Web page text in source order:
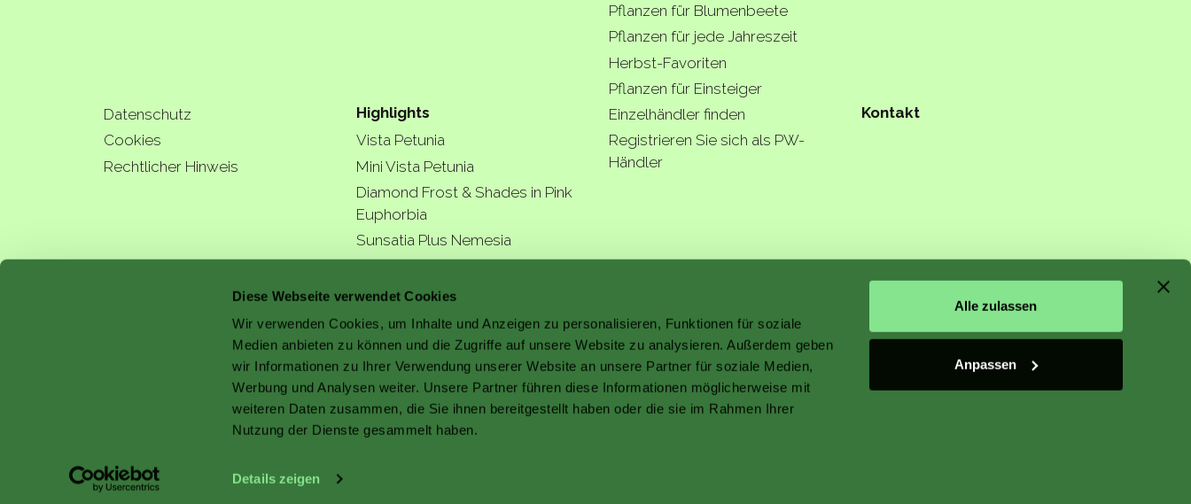
Diese Webseite verwendet Cookies
Wir verwenden Cookies, um Inhalte und Anzeigen zu personalisieren, Funktionen für soziale
Medien anbieten zu können und die Zugriffe auf unsere Website zu analysieren. Außerdem geben
wir Informationen zu Ihrer Verwendung unserer Website an unsere Partner für soziale Medien,
Werbung und Analysen weiter. Unsere Partner führen diese Informationen möglicherweise mit
weiteren Daten zusammen, die Sie ihnen bereitgestellt haben oder die sie im Rahmen Ihrer
Nutzung der Dienste gesammelt haben.
Details zeigen
Alle zulassen
Anpassen
Pflanzen für Blumenbeete
Pflanzen für jede Jahreszeit
Herbst-Favoriten
Pflanzen für Einsteiger
Datenschutz
Cookies
Rechtlicher Hinweis
Highlights
Vista Petunia
Mini Vista Petunia
Diamond Frost & Shades in Pink
Euphorbia
Sunsatia Plus Nemesia
Einzelhändler finden
Registrieren Sie sich als PW-
Händler
Kontakt
a better garden starts
with a better plant